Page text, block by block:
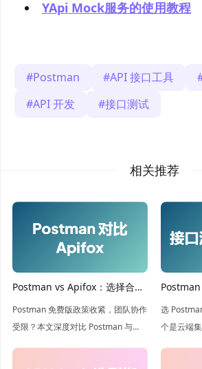
YApi Mock服务的使用教程
Postman API 接口工具
API 开发
接口测试
相关推荐
Postman vs Apifox：选择合适
的 API 开发工具
Postman 免费版政策收紧，团队协作
受限？本文深度对比 Postman 与
应该使用
选
个是云端